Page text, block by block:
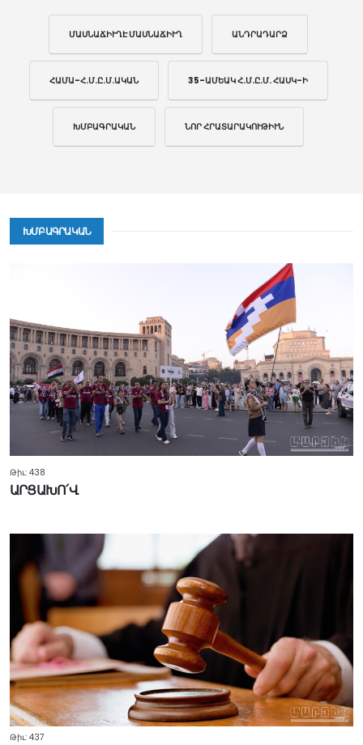
ՄԱՍՆԱՃԻՒՂԷ ՄԱՍՆԱՃԻՒՂ ԱՆԴՐԱԴԱՐՁ
ՀԱՄԱ-Հ.Մ.Ը.Մ.ԱԿԱՆ 35-ԱՄԵԱԿ Հ.Մ.Ը.Մ. ՀԱՍԿ-Ի
ԽՄԲԱԳՐԱԿԱՆ ՆՈՐ ՀՐԱՏԱՐԱԿՈՒԹԻՒՆ
ԽՄԲԱԳՐԱԿԱՆ
Թիւ: 438
ԱՐՑԱԽՈ՛Վ
Թիւ: 437